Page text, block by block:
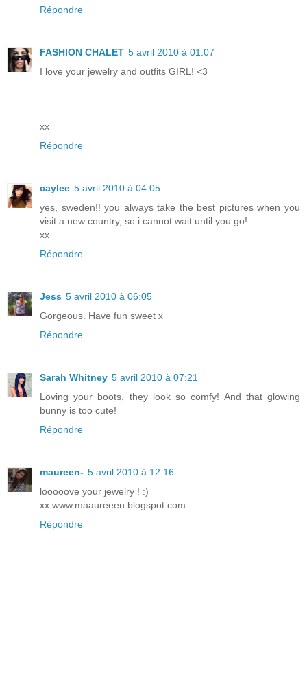
Répondre
FASHION CHALET 5 avril 2010 à 01:07
I love your jewelry and outfits GIRL! <3
xx
Répondre
caylee 5 avril 2010 à 04:05
yes, sweden!! you always take the best pictures when you
visit a new country, so i cannot wait until you go!
xx
Répondre
Jess 5 avril 2010 à 06:05
Gorgeous. Have fun sweet x
Répondre
Sarah Whitney 5 avril 2010 à 07:21
Loving your boots, they look so comfy! And that glowing
bunny is too cute!
Répondre
maureen- 5 avril 2010 à 12:16
looooove your jewelry ! :)
xx www.maaureeen.blogspot.com
Répondre